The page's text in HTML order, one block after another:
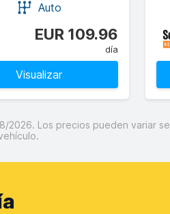
Auto
EUR 109.96
día
Visualizar
Los precios pueden variar